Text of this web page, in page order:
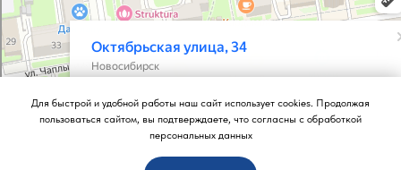
Для быстрой и удобной работы наш сайт использует cookies. Продолжая
пользоваться сайтом, вы подтверждаете, что согласны с обработкой
персональных данных